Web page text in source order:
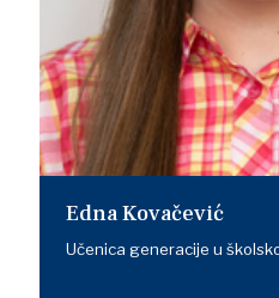
Edna Kovačević
Učenica generacije u